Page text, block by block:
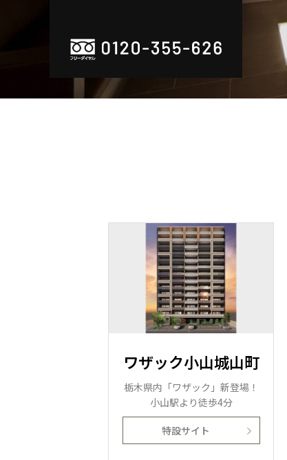
ワザック小山城山町
栃木県内「ワザック」新登場！
小山駅より徒歩4分
特設サイト